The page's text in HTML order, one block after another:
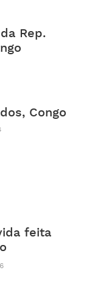
Rep.
Congo
feita